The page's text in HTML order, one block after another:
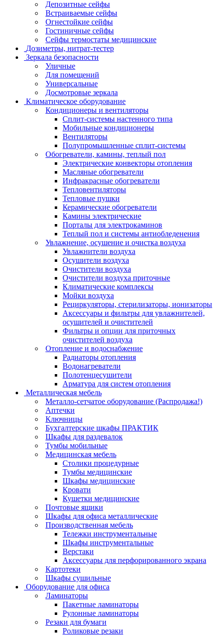
Депозитные сейфы
Встраиваемые сейфы
Огнестойкие сейфы
Гостиничные сейфы
Сейфы термостаты медицинские
Дозиметры, нитрат-тестер
Зеркала безопасности
Уличные
Для помещений
Универсальные
Досмотровые зеркала
Климатическое оборудование
Кондиционеры и вентиляторы
Сплит-системы настенного типа
Мобильные кондиционеры
Вентиляторы
Полупромышленные сплит-системы
Обогреватели, камины, теплый пол
Электрические конвекторы отопления
Масляные обогреватели
Инфракрасные обогреватели
Тепловентиляторы
Тепловые пушки
Керамические обогреватели
Камины электрические
Порталы для электрокаминов
Теплый пол и системы антиобледенения
Увлажнение, осушение и очистка воздуха
Увлажнители воздуха
Осушители воздуха
Очистители воздуха
Очистители воздуха приточные
Климатические комплексы
Мойки воздуха
Рециркуляторы, стерилизаторы, ионизаторы
Аксессуары и фильтры для увлажнителей,
осушителей и очистителей
Фильтры и опции для приточных
очистителей воздуха
Отопление и водоснабжение
Радиаторы отопления
Водонагреватели
Полотенцесушители
Арматура для систем отопления
Металлическая мебель
Металло-сетчатое оборудование (Распродажа!)
Аптечки
Ключницы
Бухгалтерские шкафы ПРАКТИК
Шкафы для раздевалок
Тумбы мобильные
Медицинская мебель
Столики процедурные
Тумбы медицинские
Шкафы медицинские
Кровати
Кушетки медицинские
Почтовые ящики
Шкафы для офиса металлические
Производственная мебель
Тележки инструментальные
Шкафы инструментальные
Верстаки
Аксессуары для перфорированного экрана
Картотеки
Шкафы сушильные
Оборудование для офиса
Ламинаторы
Пакетные ламинаторы
Рулонные ламинаторы
Резаки для бумаги
Роликовые резаки